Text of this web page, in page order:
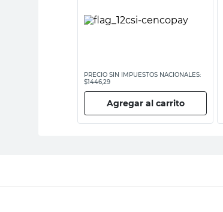
PRECIO SIN IMPUESTOS NACIONALES:
$1446,29
Agregar al carrito